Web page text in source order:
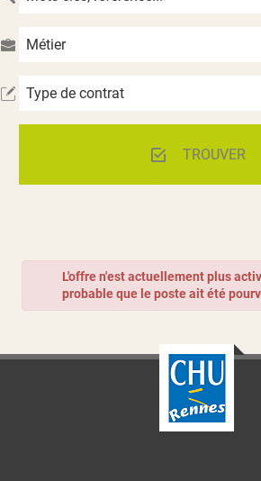
Métier
Type de contrat
TROUVER
L'offre n'est actuellement plus
probable que le poste ait été